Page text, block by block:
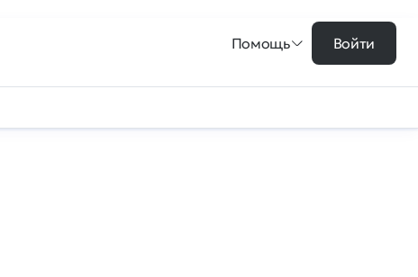
Помощь Войти